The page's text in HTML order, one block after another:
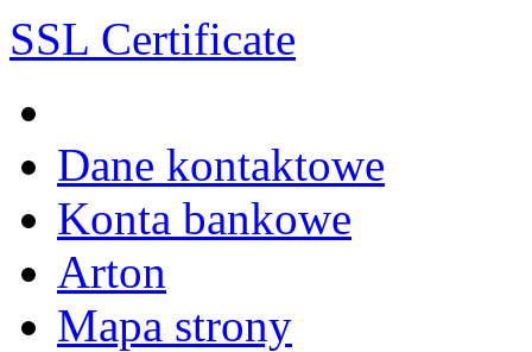
SSL Certificate
Dane kontaktowe
Konta bankowe
Arton
Mapa strony